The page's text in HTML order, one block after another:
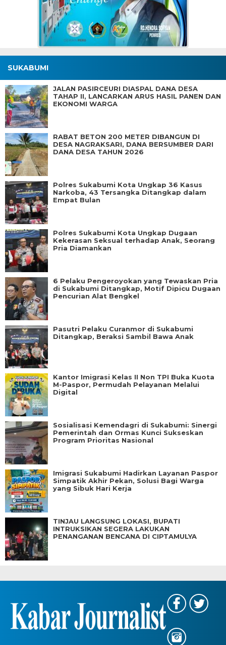
SUKABUMI
JALAN PASIRCEURI DIASPAL DANA DESA
TAHAP II, LANCARKAN ARUS HASIL PANEN DAN
EKONOMI WARGA
RABAT BETON 200 METER DIBANGUN DI
DESA NAGRAKSARI, DANA BERSUMBER DARI
DANA DESA TAHUN 2026
Polres Sukabumi Kota Ungkap 36 Kasus
Narkoba, 43 Tersangka Ditangkap dalam
Empat Bulan
Polres Sukabumi Kota Ungkap Dugaan
Kekerasan Seksual terhadap Anak, Seorang
Pria Diamankan
6 Pelaku Pengeroyokan yang Tewaskan Pria
di Sukabumi Ditangkap, Motif Dipicu Dugaan
Pencurian Alat Bengkel
Pasutri Pelaku Curanmor di Sukabumi
Ditangkap, Beraksi Sambil Bawa Anak
Kantor Imigrasi Kelas II Non TPI Buka Kuota
M-Paspor, Permudah Pelayanan Melalui
Digital
Sosialisasi Kemendagri di Sukabumi: Sinergi
Pemerintah dan Ormas Kunci Sukseskan
Program Prioritas Nasional
Imigrasi Sukabumi Hadirkan Layanan Paspor
Simpatik Akhir Pekan, Solusi Bagi Warga
yang Sibuk Hari Kerja
TINJAU LANGSUNG LOKASI, BUPATI
INTRUKSIKAN SEGERA LAKUKAN
PENANGANAN BENCANA DI CIPTAMULYA